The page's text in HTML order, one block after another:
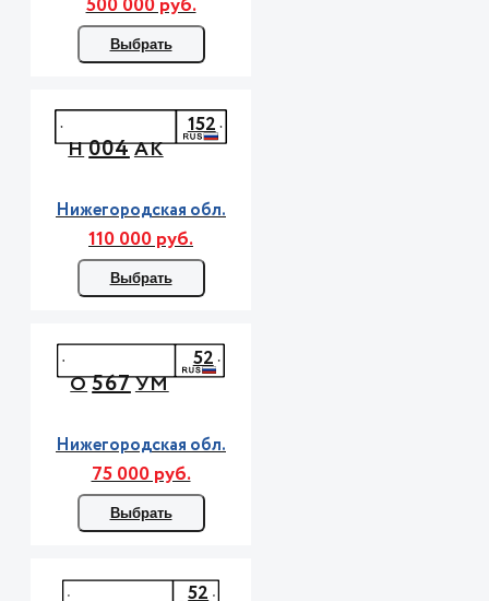
Выбрать
Н004АК
152
Нижегородская обл.
110 000 руб.
Выбрать
О567УМ
52
Нижегородская обл.
75 000 руб.
Выбрать
52